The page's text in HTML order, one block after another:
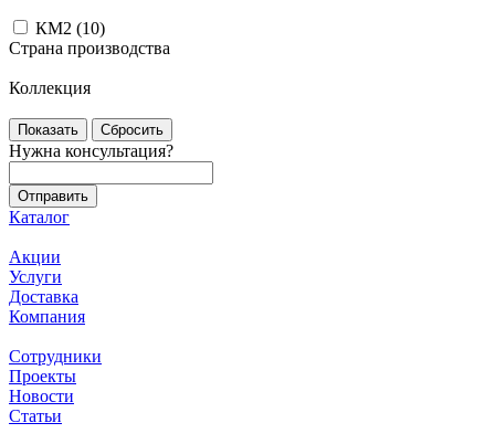
КМ2 (10)
Страна производства
Коллекция
Сбросить
Нужна консультация?
Каталог
Акции
Услуги
Доставка
Компания
Сотрудники
Проекты
Новости
Статьи